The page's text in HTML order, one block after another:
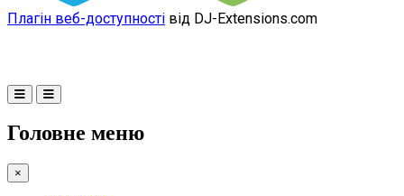
Плагін веб-доступності від DJ-Extensions.com
Головне меню
×